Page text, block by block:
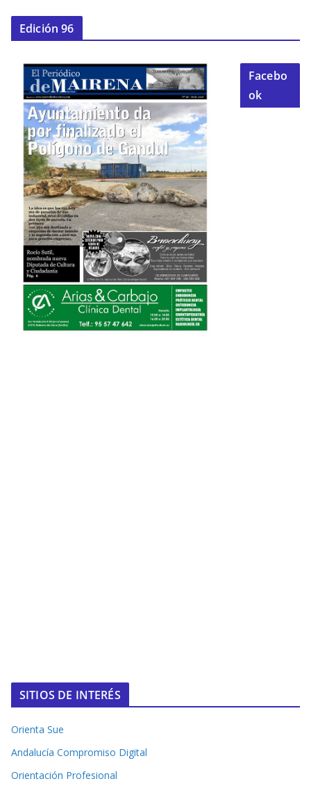
Edición 96
Facebo
ok
SITIOS DE INTERÉS
Orienta Sue
Andalucía Compromiso Digital
Orientación Profesional